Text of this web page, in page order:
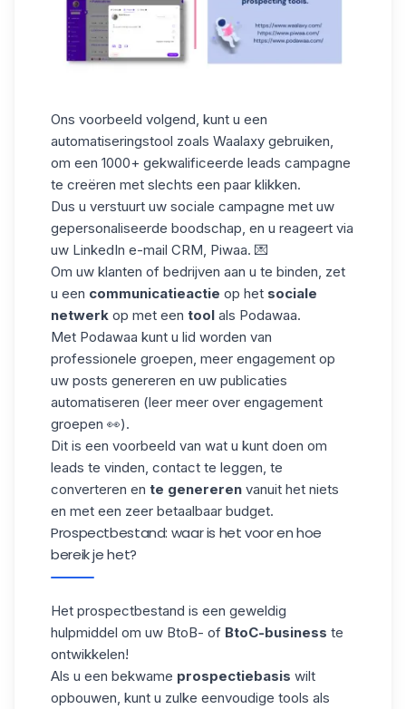
Ons voorbeeld volgend, kunt u een
automatiseringstool zoals Waalaxy gebruiken,
om een 1000+ gekwalificeerde leads campagne
te creëren met slechts een paar klikken.
Dus u verstuurt uw sociale campagne met uw
gepersonaliseerde boodschap, en u reageert via
uw LinkedIn e-mail CRM, Piwaa. 💌
Om uw klanten of bedrijven aan u te binden, zet
u een communicatieactie op het sociale
netwerk op met een tool als Podawaa.
Met Podawaa kunt u lid worden van
professionele groepen, meer engagement op
uw posts genereren en uw publicaties
automatiseren (leer meer over engagement
groepen 👀).
Dit is een voorbeeld van wat u kunt doen om
leads te vinden, contact te leggen, te
converteren en te genereren vanuit het niets
en met een zeer betaalbaar budget.
Prospectbestand: waar is het voor en hoe
bereik je het?
Het prospectbestand is een geweldig
hulpmiddel om uw BtoB- of BtoC-business te
ontwikkelen!
Als u een bekwame prospectiebasis wilt
opbouwen, kunt u zulke eenvoudige tools als